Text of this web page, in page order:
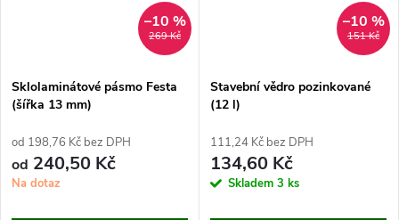
269 Kč
–10 %
Sklolaminátové pásmo Festa
(šířka 13 mm)
od 198,76 Kč bez DPH
od 240,50 Kč
Na dotaz
151 Kč
–10 %
Stavební vědro pozinkované
(12 l)
111,24 Kč bez DPH
134,60 Kč
Skladem 3 ks